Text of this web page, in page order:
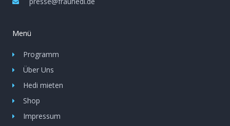
Menü
Programm
Über Uns
Hedi mieten
Shop
Impressum